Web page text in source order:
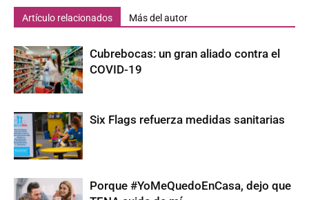
Artículo relacionados Más del autor
Cubrebocas: un gran aliado contra el
COVID-19
Six Flags refuerza medidas sanitarias
Porque #YoMeQuedoEnCasa, dejo que